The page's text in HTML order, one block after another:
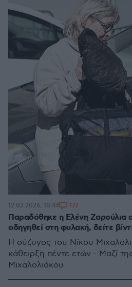
Παραδόθηκε η Ελένη Ζαρούλια
οδηγηθεί στη φυλακή, δείτε
Η σύζυγος του Νίκου
κάθειρξη πέντε ετών - Μαζί
Μιχαλολιάκου
12.03.2026, 10:44 172